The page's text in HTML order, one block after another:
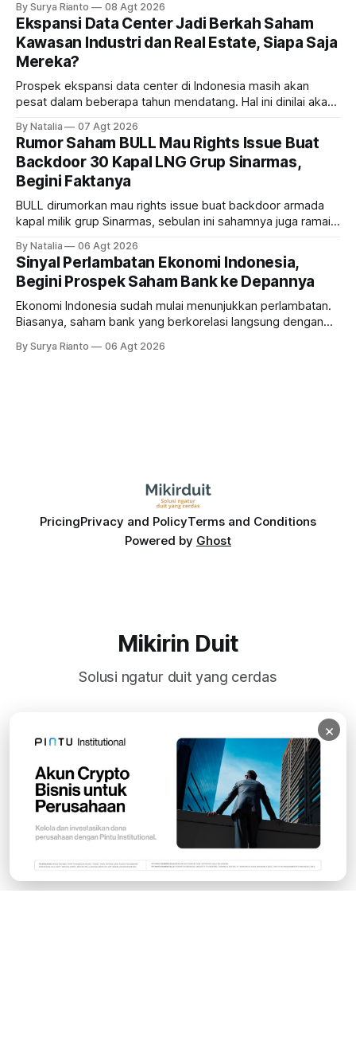
By Surya Rianto 08 Agt 2026
Ekspansi Data Center Jadi Berkah Saham
Kawasan Industri dan Real Estate, Siapa Saja
Mereka?
Prospek ekspansi data center di Indonesia masih akan
pesat dalam beberapa tahun mendatang. Hal ini dinilai akan
estate, ada siapa saja mereka?
By Natalia 07 Agt 2026
Rumor Saham BULL Mau Rights Issue Buat
Backdoor 30 Kapal LNG Grup Sinarmas,
Begini Faktanya
BULL dirumorkan mau rights issue buat backdoor armada
kapal milik grup Sinarmas, sebulan ini sahamnya juga ramai
masih menarik dilirik?
By Natalia 06 Agt 2026
Sinyal Perlambatan Ekonomi Indonesia,
Begini Prospek Saham Bank ke Depannya
Ekonomi Indonesia sudah mulai menunjukkan perlambatan.
Biasanya, saham bank yang berkorelasi langsung dengan
bank ke depannya?
By Surya Rianto 06 Agt 2026
PricingPrivacy and PolicyTerms and Conditions
Powered by Ghost
Mikirin Duit
Solusi ngatur duit yang cerdas
Subscribe
×